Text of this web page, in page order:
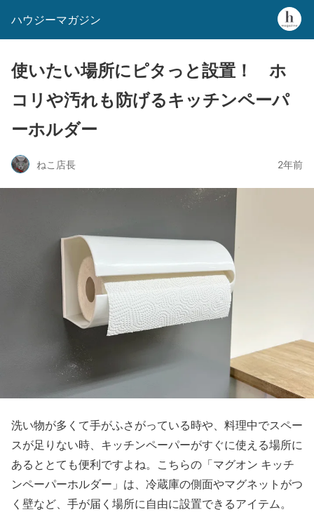
ハウジーマガジン
使いたい場所にピタっと設置！ ホ
コリや汚れも防げるキッチンペーパ
ーホルダー
ねこ店長 2年前
洗い物が多くて手がふさがっている時や、料理中でスペー
スが足りない時、キッチンペーパーがすぐに使える場所に
あるととても便利ですよね。こちらの「マグオン キッチ
ンペーパーホルダー」は、冷蔵庫の側面やマグネットがつ
く壁など、手が届く場所に自由に設置できるアイテム。